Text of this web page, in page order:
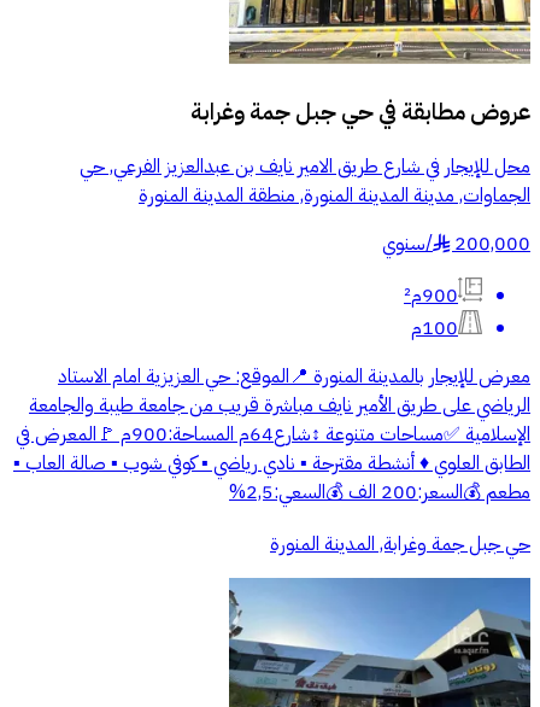
عروض مطابقة فيحي جبل جمة وغرابة
محل للإيجار في شارع طريق الامير نايف بن عبدالعزيز الفرعي, حي
الجماوات, مدينة المدينة المنورة, منطقة المدينة المنورة
200,000
§
/سنوي
900م²
100م
معرض للإيجار بالمدينة المنورة 📍الموقع: حي العزيزية امام الاستاد
الرياضي على طريق الأمير نايف مباشرة قريب من جامعة طيبة والجامعة
الإسلامية ✅مساحات متنوعة ↕️شارع64م المساحة:900م 🚩المعرض في
الطابق العلوي ♦️ أنشطة مقترحة ▪️ نادي رياضي ▪️ كوفي شوب ▪️ صالة العاب ▪️
مطعم 💰السعر:200 الف 💰السعي:2,5%
حي جبل جمة وغرابة, المدينة المنورة